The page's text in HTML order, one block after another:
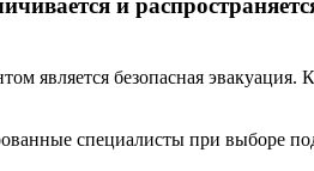
является безопасная
специалисты при выборе